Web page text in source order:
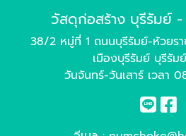
วัสดุก่อสร้าง บุรีรัมย์ -
38/2 หมู่ที่ 1 ถนนบุรีรัมย์-ห้วยร
เมืองบุรีรัมย์ บุรีรัม
วันจันทร์-วันเสาร์ เวลา